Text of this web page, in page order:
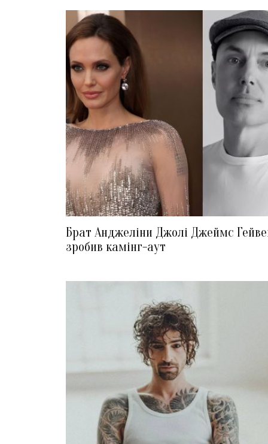
Брат Анджеліни Джолі Джеймс
зробив камінг-аут